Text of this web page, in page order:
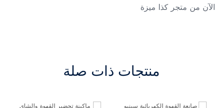
الآن من متجر كذا ميزة
منتجات ذات صلة